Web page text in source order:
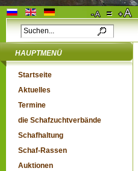
HAUPTMENÜ
Startseite
Aktuelles
Termine
die Schafzuchtverbände
Schafhaltung
Schaf-Rassen
Auktionen